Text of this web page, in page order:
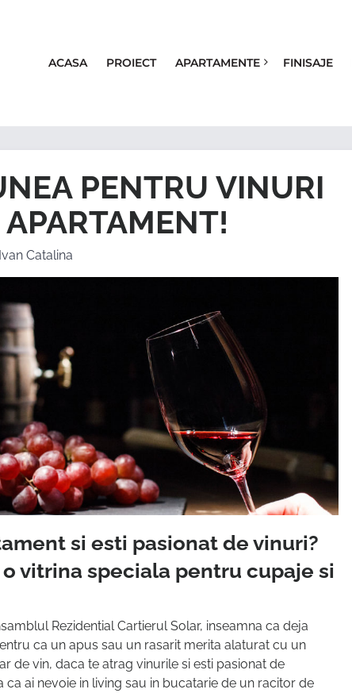
ACASA PROIECT APARTAMENTE FINISAJE
PENTRU VINURI
Ivan Catalina
si esti pasionat de vinuri?
vitrina speciala pentru cupaje si
Rezidential Cartierul Solar, inseamna ca deja
ca un apus sau un rasarit merita alaturat cu un
de vin, daca te atrag vinurile si esti pasionat de
ai nevoie in living sau in bucatarie de un racitor de